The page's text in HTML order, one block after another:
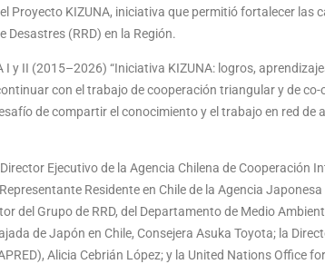
Proyecto KIZUNA, iniciativa que permitió fortalecer las
Desastres (RRD) en la Región.
I y II (2015–2026) “Iniciativa KIZUNA: logros,
con el trabajo de cooperación triangular y de co-
de compartir el conocimiento y el trabajo en red de
Ejecutivo de la Agencia Chilena de Cooperación
Residente en Chile de la Agencia
del Grupo de RRD, del Departamento de Medio
de Japón en Chile, Consejera Asuka Toyota; la
Alicia Cebrián López; y la United Nations Office